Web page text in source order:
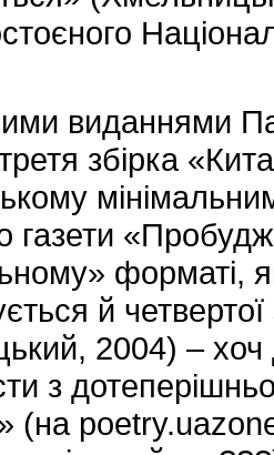
виданнями
збірка
газети
форматі,
й
2004) – хоч
з